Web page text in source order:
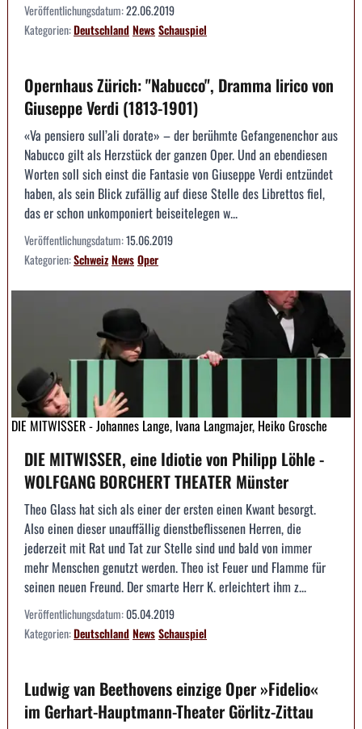
Veröffentlichungsdatum:22.06.2019
Kategorien:DeutschlandNewsSchauspiel
Opernhaus Zürich: "Nabucco", Dramma lirico von
Giuseppe Verdi (1813-1901)
«Va pensiero sull’ali dorate» – der berühmte Gefangenenchor aus
Nabucco gilt als Herzstück der ganzen Oper. Und an ebendiesen
Worten soll sich einst die Fantasie von Giuseppe Verdi entzündet
haben, als sein Blick zufällig auf diese Stelle des Librettos fiel,
das er schon unkomponiert beiseitelegen w...
Veröffentlichungsdatum:15.06.2019
Kategorien:SchweizNewsOper
DIE MITWISSER - Johannes Lange, Ivana Langmajer, Heiko Grosche
DIE MITWISSER, eine Idiotie von Philipp Löhle -
WOLFGANG BORCHERT THEATER Münster
Theo Glass hat sich als einer der ersten einen Kwant besorgt.
Also einen dieser unauffällig dienstbeflissenen Herren, die
jederzeit mit Rat und Tat zur Stelle sind und bald von immer
mehr Menschen genutzt werden. Theo ist Feuer und Flamme für
seinen neuen Freund. Der smarte Herr K. erleichtert ihm z...
Veröffentlichungsdatum:05.04.2019
Kategorien:DeutschlandNewsSchauspiel
Ludwig van Beethovens einzige Oper »Fidelio«
im Gerhart-Hauptmann-Theater Görlitz-Zittau